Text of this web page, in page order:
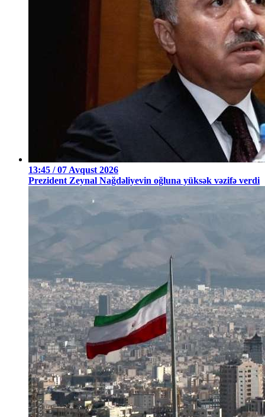
13:45 / 07 Avqust 2026
Prezident Zeynal Nağdəliyevin oğluna yüksək vəzifə verdi